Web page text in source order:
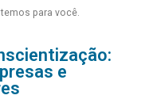
para você.
e